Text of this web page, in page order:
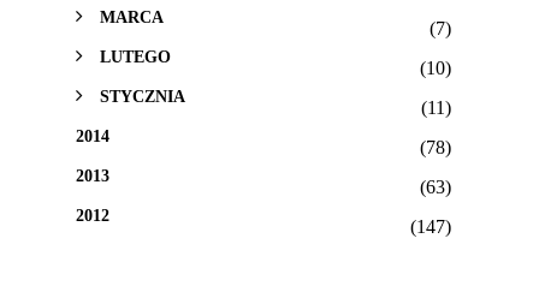
MARCA
(7)
LUTEGO
(10)
STYCZNIA
(11)
2014
(78)
2013
(63)
2012
(147)